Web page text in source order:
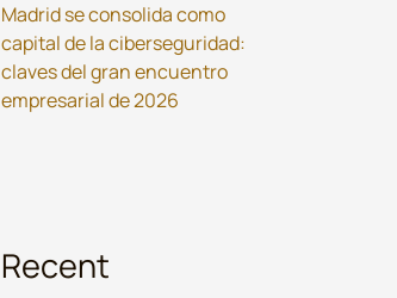
Madrid se consolida como
capital de la ciberseguridad:
claves del gran encuentro
empresarial de 2026
Recent